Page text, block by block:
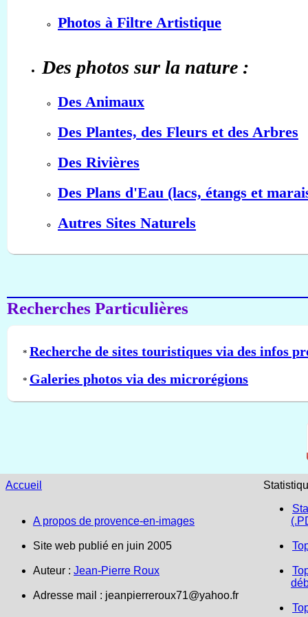
Photos à Filtre Artistique
Des photos sur la nature :
Des Animaux
Des Plantes, des Fleurs et des Arbres
Des Rivières
Des Plans d'Eau (lacs, étangs et
Autres Sites Naturels
Recherches Particulières
* Recherche de sites touristiques via des infos
* Galeries photos via des microrégions
Accueil
A propos de provence-en-images
Site web publié en juin 2005
Auteur : Jean-Pierre Roux
Adresse mail : jeanpierreroux71@yahoo.fr